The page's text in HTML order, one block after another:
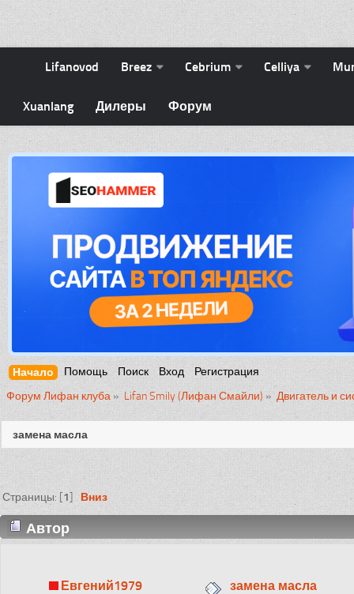
Lifanovod Breez Cebrium Celliya
Xuanlang Дилеры Форум
Начало Помощь Поиск Вход
Регистрация
Форум Лифан клуба » Lifan Smily (Лифан Смайли) » Двигатель и
замена масла
Страницы: [1] Вниз
Автор
Евгений1979 замена масла